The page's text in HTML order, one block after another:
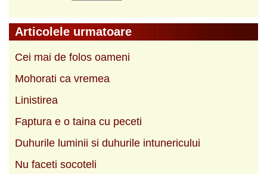
Articolele urmatoare
Cei mai de folos oameni
Mohorati ca vremea
Linistirea
Faptura e o taina cu peceti
Duhurile luminii si duhurile intunericului
Nu faceti socoteli